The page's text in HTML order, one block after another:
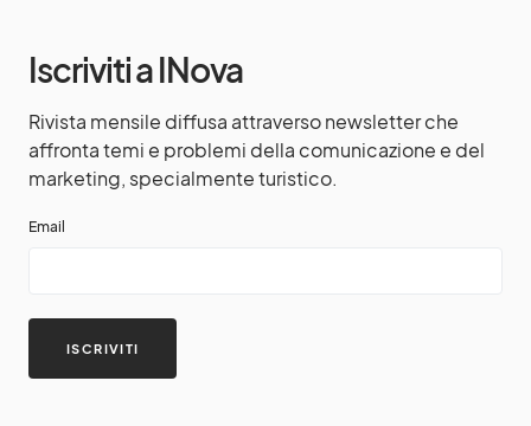
Iscriviti a INova
Rivista mensile diffusa attraverso newsletter che
affronta temi e problemi della comunicazione e del
marketing, specialmente turistico.
Email